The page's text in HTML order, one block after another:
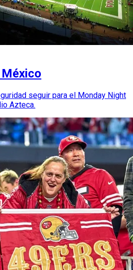
seguir para el Monday Night
Azteca.